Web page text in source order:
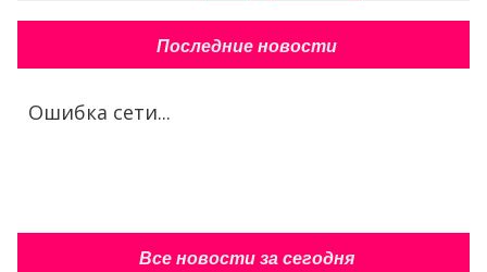
Последние новости
Ошибка сети...
Все новости за сегодня